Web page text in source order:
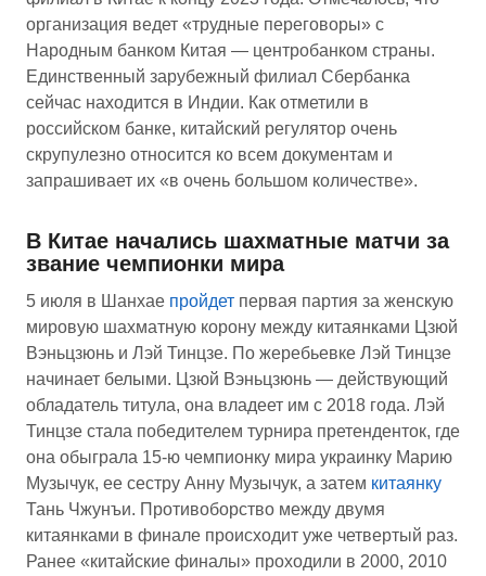
организация ведет «трудные переговоры» с
Народным банком Китая — центробанком страны.
Единственный зарубежный филиал Сбербанка
сейчас находится в Индии. Как отметили в
российском банке, китайский регулятор очень
скрупулезно относится ко всем документам и
запрашивает их «в очень большом количестве».
В Китае начались шахматные матчи за
звание чемпионки мира
5 июля в Шанхае пройдет первая партия за женскую
мировую шахматную корону между китаянками Цзюй
Вэньцзюнь и Лэй Тинцзе. По жеребьевке Лэй Тинцзе
начинает белыми. Цзюй Вэньцзюнь — действующий
обладатель титула, она владеет им с 2018 года. Лэй
Тинцзе стала победителем турнира претенденток, где
она обыграла 15-ю чемпионку мира украинку Марию
Музычук, ее сестру Анну Музычук, а затем китаянку
Тань Чжунъи. Противоборство между двумя
китаянками в финале происходит уже четвертый раз.
Ранее «китайские финалы» проходили в 2000, 2010